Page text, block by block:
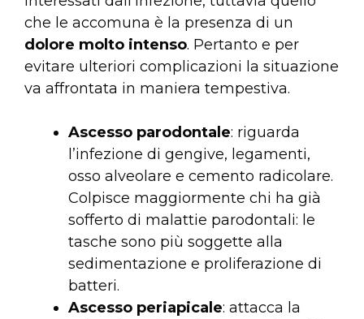
che le accomuna è la presenza di un
dolore molto intenso. Pertanto e per
evitare ulteriori complicazioni la situazione
va affrontata in maniera tempestiva.
Ascesso parodontale: riguarda
l’infezione di gengive, legamenti,
osso alveolare e cemento radicolare.
Colpisce maggiormente chi ha già
sofferto di malattie parodontali: le
tasche sono più soggette alla
sedimentazione e proliferazione di
batteri.
Ascesso periapicale: attacca la